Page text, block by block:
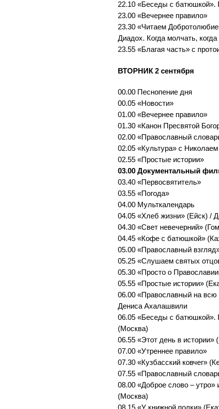
22.10 «Беседы с
23.00 «Вечернее правило»
23.30 «Читаем
Диадох. Когда молчать, когда
23.55 «Благая часть» с
ВТОРНИК 2 сентября
00.00 Песнопение дня
00.05 «Новости»
01.00 «Вечернее правило»
01.30 «Канон Пресвятой
02.00 «Православный
02.05 «Культура» с
02.55 «Простые истории»
03.00 Документальный
03.40 «Первосвятитель»
03.55 «Погода»
04.00 Мульткалендарь
04.05 «Хлеб жизни» (Ейск) /
04.30 «Свет невечерний»
04.45 «Кофе с батюшкой»
05.00 «Православный
05.25 «Слушаем святых
05.30 «Просто о
05.55 «Простые истории»
06.00 «Православный на всю
Дениса Ахалашвили
06.05 «Беседы с батюшкой».
(Москва)
06.55 «Этот день в истории»
07.00 «Утреннее правило»
07.30 «Кузбасский ковчег»
07.55 «Православный
08.00 «Доброе слово –
(Москва)
08.15 «У книжной полки»